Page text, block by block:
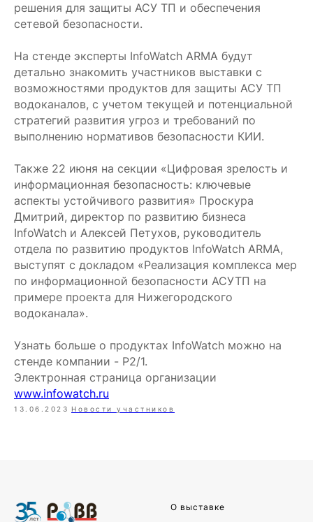
решения для защиты АСУ ТП и обеспечения
сетевой безопасности.
На стенде эксперты InfoWatch ARMA будут
детально знакомить участников выставки с
возможностями продуктов для защиты АСУ ТП
водоканалов, с учетом текущей и потенциальной
стратегий развития угроз и требований по
выполнению нормативов безопасности КИИ.
Также 22 июня на секции «Цифровая зрелость и
информационная безопасность: ключевые
аспекты устойчивого развития» Проскура
Дмитрий, директор по развитию бизнеса
InfoWatch и Алексей Петухов, руководитель
отдела по развитию продуктов InfoWatch ARMA,
выступят с докладом «Реализация комплекса мер
по информационной безопасности АСУТП на
примере проекта для Нижегородского
водоканала».
Узнать больше о продуктах InfoWatch можно на
стенде компании - P2/1.
Электронная страница организации
www.infowatch.ru
13.06.2023 Новости участников
О выставке